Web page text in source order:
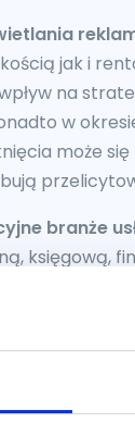
jak i
na
w
może
branże
księgową,
konwersji,
się